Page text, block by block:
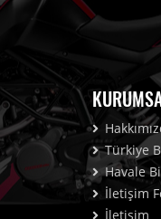
Türkiye
Havale
İletişim
İletişim